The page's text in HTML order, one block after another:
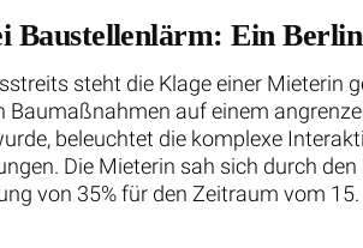
Baustellenlärm: Ein
steht die Klage einer Mieterin
auf einem
beleuchtet die komplexe
Die Mieterin sah sich durch
von 35% für den Zeitraum vom